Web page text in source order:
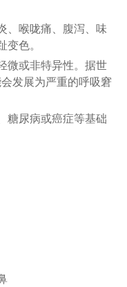
、喉咙痛、腹泻、味
色。
微或非特异性。据世
发展为严重的呼吸窘
糖尿病或癌症等基础